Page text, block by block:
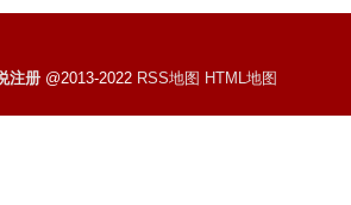
注册@2013-2022 RSS地图 HTML地图